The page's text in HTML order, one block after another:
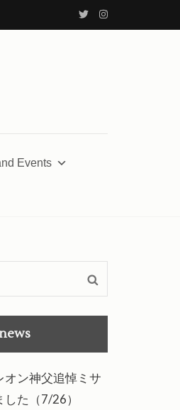
Events
検
索:
オン神父追悼ミサ
た（7/26）